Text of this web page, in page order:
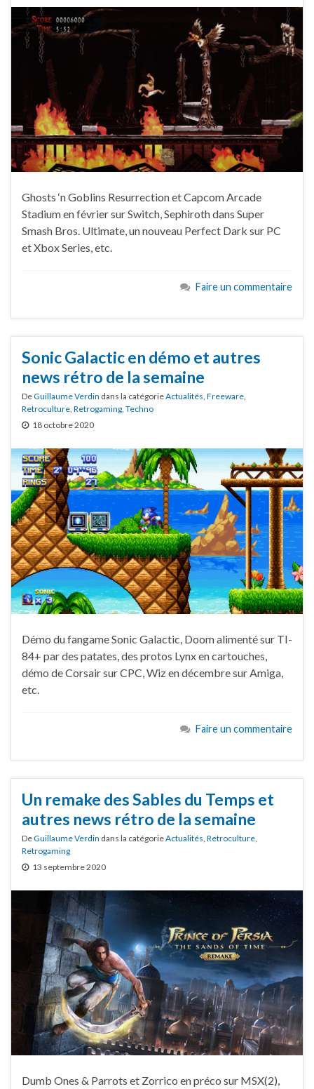
Ghosts ‘n Goblins Resurrection et Capcom Arcade
Stadium en février sur Switch, Sephiroth dans Super
Smash Bros. Ultimate, un nouveau Perfect Dark sur PC
et Xbox Series, etc.
Faire un commentaire
Sonic Galactic en démo et autres
news rétro de la semaine
DeGuillaume Verdin dans la catégorieActualités, Freeware,
Retroculture, Retrogaming, Techno
18 octobre 2020
Démo du fangame Sonic Galactic, Doom alimenté sur TI-
84+ par des patates, des protos Lynx en cartouches,
démo de Corsair sur CPC, Wiz en décembre sur Amiga,
etc.
Faire un commentaire
Un remake des Sables du Temps et
autres news rétro de la semaine
DeGuillaume Verdin dans la catégorieActualités, Retroculture,
Retrogaming
13 septembre 2020
Dumb Ones & Parrots et Zorrico en préco sur MSX(2),